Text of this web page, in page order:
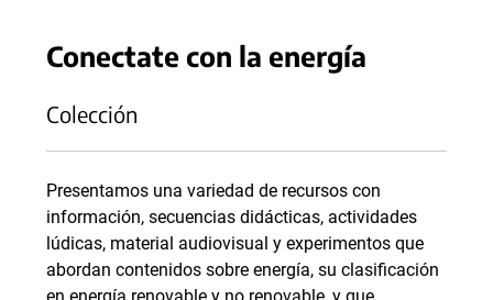
Conectate con la energía
Colección
Presentamos una variedad de recursos con
información, secuencias didácticas, actividades
lúdicas, material audiovisual y experimentos que
abordan contenidos sobre energía, su clasificación